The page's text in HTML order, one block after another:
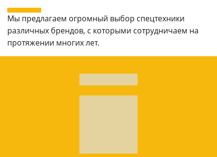
Мы предлагаем огромный выбор спецтехники
различных брендов, с которыми сотрудничаем на
протяжении многих лет.